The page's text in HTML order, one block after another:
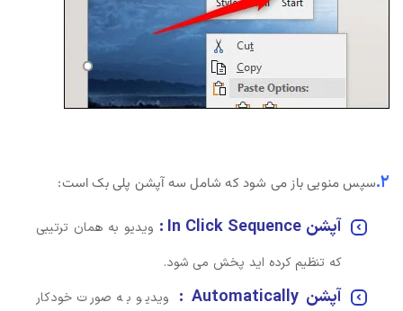
۲. سپس منویی باز می شود که شامل سه آپشن پلی بک است:
آپشن In Click Sequence :
ویدیو به همان ترتیبی
که تنظیم کرده اید پخش می شود.
آپشن Automatically :
ویدیو به صورت خودکار